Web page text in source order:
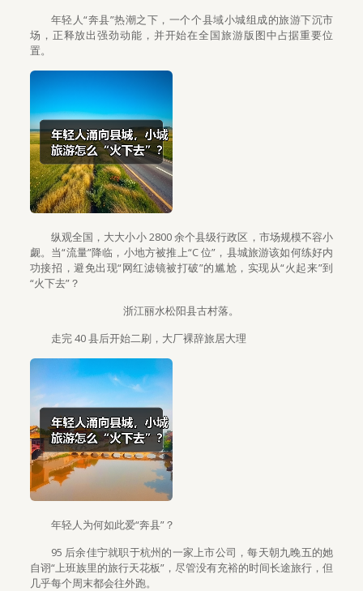
年轻人“奔县”热潮之下，一个个县域小城组成的旅游下沉市
场，正释放出强劲动能，并开始在全国旅游版图中占据重要位
置。
纵观全国，大大小小 2800 余个县级行政区，市场规模不容小
觑。当“流量”降临，小地方被推上“C 位”，县城旅游该如何练好内
功接招，避免出现“网红滤镜被打破”的尴尬，实现从“火起来”到
“火下去”？
浙江丽水松阳县古村落。
走完 40 县后开始二刷，大厂裸辞旅居大理
年轻人为何如此爱“奔县”？
95 后余佳宁就职于杭州的一家上市公司，每天朝九晚五的她
自诩“上班族里的旅行天花板”，尽管没有充裕的时间长途旅行，但
几乎每个周末都会往外跑。